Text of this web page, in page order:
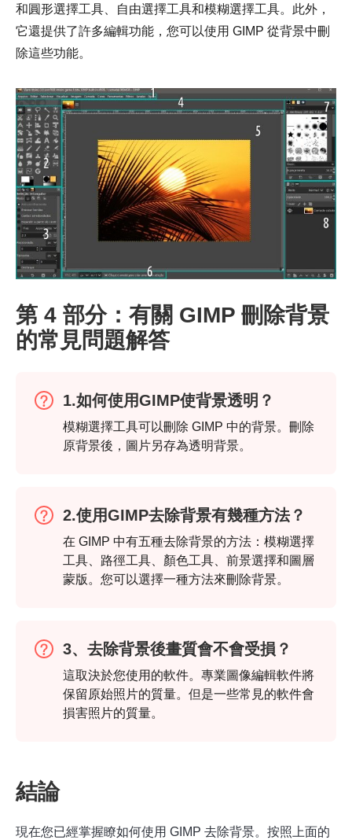
第 3 步。
和圓形選擇工具、自由選擇工具和模糊選擇工具。此外，
它還提供了許多編輯功能，您可以使用 GIMP 從背景中刪
除這些功能。
第 4 部分：有關 GIMP 刪除背景
的常見問題解答
1.如何使用GIMP使背景透明？
模糊選擇工具可以刪除 GIMP 中的背景。刪除
原背景後，圖片另存為透明背景。
2.使用GIMP去除背景有幾種方法？
在 GIMP 中有五種去除背景的方法：模糊選擇
工具、路徑工具、顏色工具、前景選擇和圖層
蒙版。您可以選擇一種方法來刪除背景。
3、去除背景後畫質會不會受損？
這取決於您使用的軟件。專業圖像編輯軟件將
保留原始照片的質量。但是一些常見的軟件會
損害照片的質量。
結論
現在您已經掌握瞭如何使用 GIMP 去除背景。按照上面的